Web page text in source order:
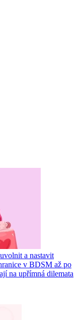
a nastavit
v BDSM až po
na upřímná dilemata